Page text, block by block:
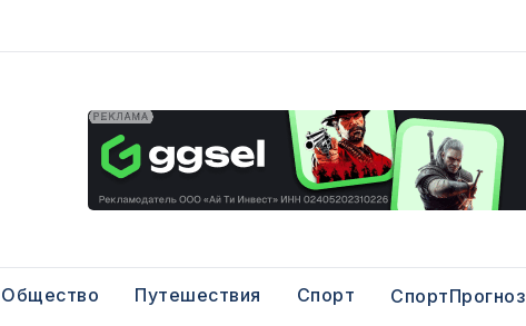
Общество Путешествия Спорт СпортПрогноз